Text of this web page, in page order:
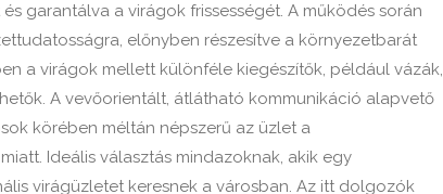
garantálva a virágok frissességét. A működés során
előnyben részesítve a környezetbarát
a virágok mellett különféle kiegészítők, például vázák,
A vevőorientált, átlátható kommunikáció alapvető
körében méltán népszerű az üzlet a
Ideális választás mindazoknak, akik egy
virágüzletet keresnek a városban. Az itt dolgozók